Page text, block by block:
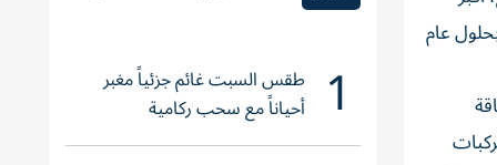
الإنتاجية نحو 5 آلاف ميغاوات بحلول عام
للمركبات
1 طقس السبت غائم جزئياً مغبر
أحياناً مع سحب ركامية